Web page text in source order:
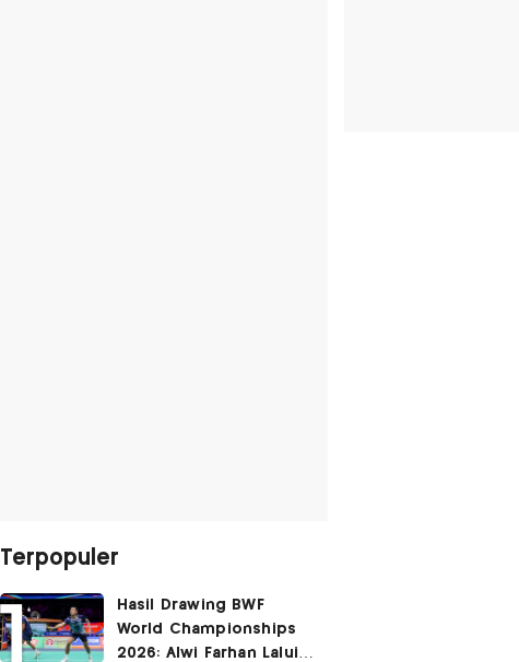
Terpopuler
Hasil Drawing BWF
World Championships
2026: Alwi Farhan Lalui